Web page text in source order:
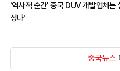
'역사적 순간' 중국 DUV 개발업체는
성나'
중국뉴스